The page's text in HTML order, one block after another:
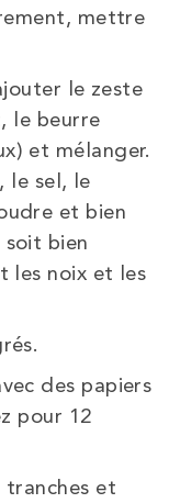
mettre
le zeste
le beurre
et mélanger.
le sel, le
et bien
soit bien
les noix et les
des papiers
pour 12
tranches et